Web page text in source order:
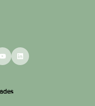
YouTubeLinkedIn